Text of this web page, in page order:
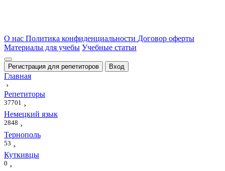
О нас Политика конфиденциальности Договор оферты
Материалы для учебы Учебные статьи
Регистрация для репетиторов Вход
Главная
›
Репетиторы
37701 ›
Немецкий язык
2848 ›
Тернополь
53 ›
Куткивцы
0 ›